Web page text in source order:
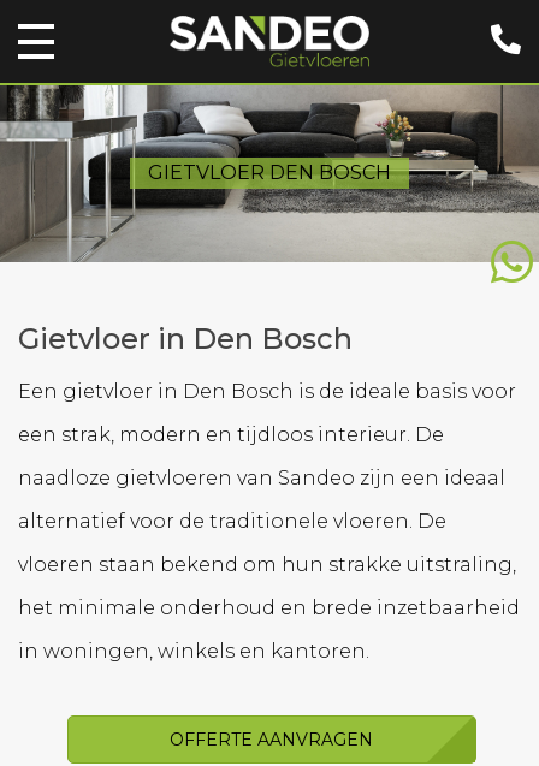
GIETVLOER DEN BOSCH
Gietvloer in Den Bosch
Een gietvloer in Den Bosch is de ideale basis voor
een strak, modern en tijdloos interieur. De
naadloze gietvloeren van Sandeo zijn een ideaal
alternatief voor de traditionele vloeren. De
vloeren staan bekend om hun strakke uitstraling,
het minimale onderhoud en brede inzetbaarheid
in woningen, winkels en kantoren.
OFFERTE AANVRAGEN